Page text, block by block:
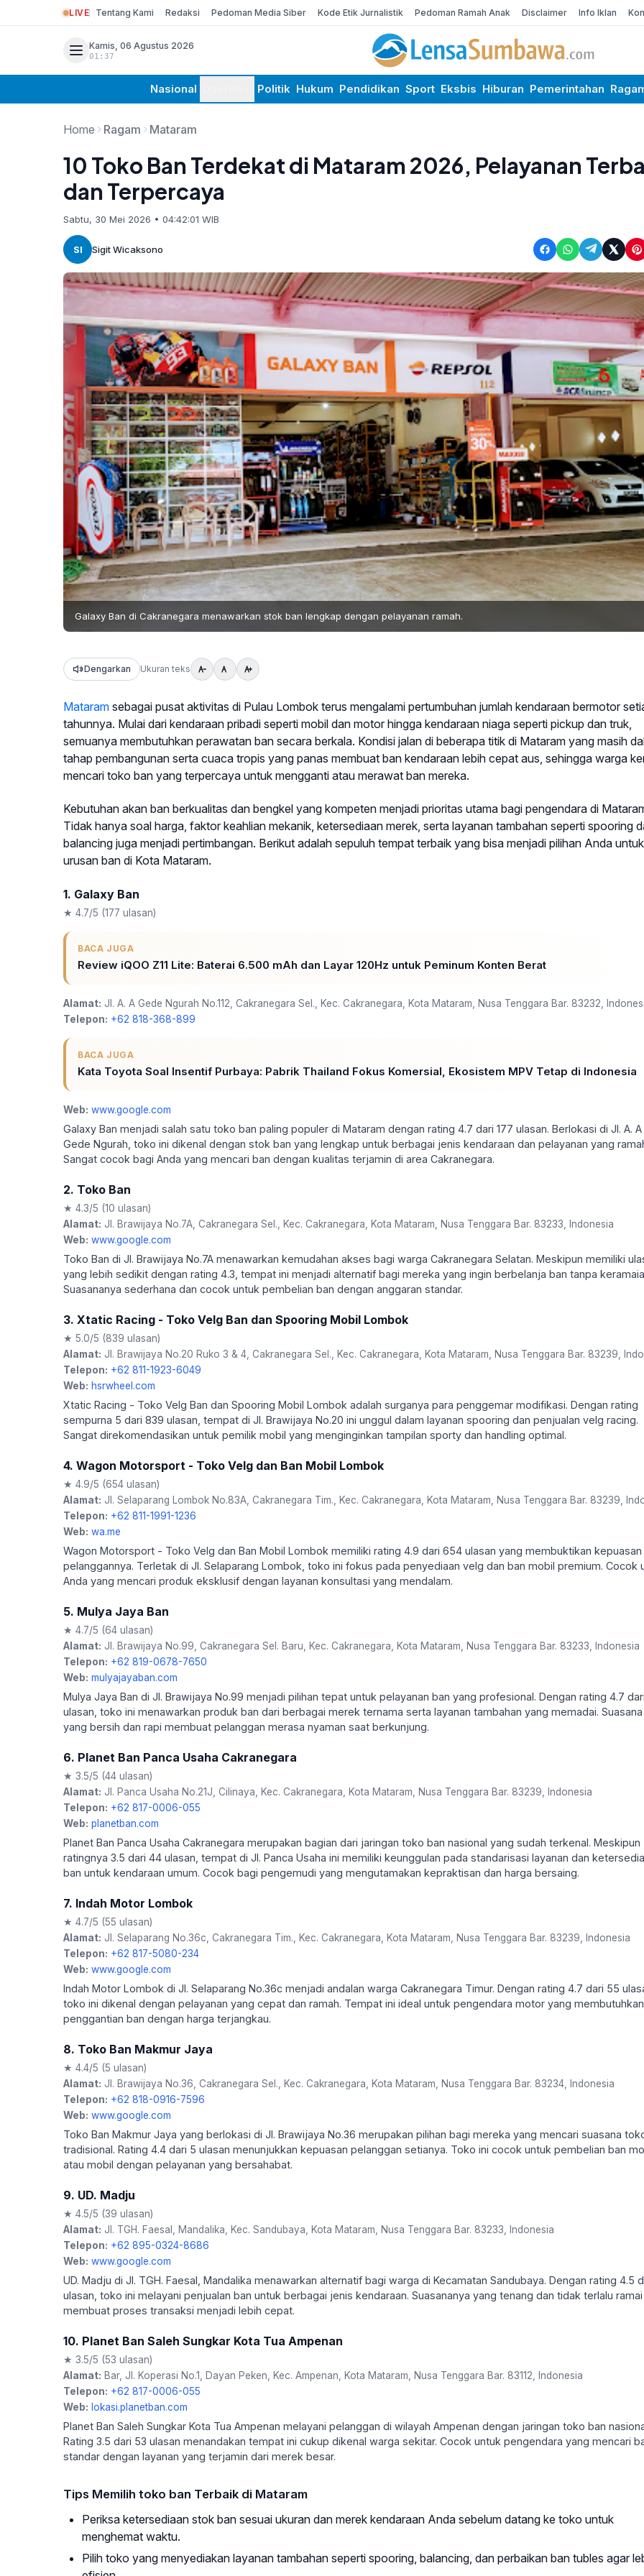
LIVE Tentang Kami Redaksi Pedoman Media Siber Kode Etik Jurnalistik Pedoman Ramah Anak Disclaimer Info Iklan
Kamis, 06 Agustus 2026
01:37
Nasional Politik Hukum Pendidikan Sport Eksbis Hiburan Pemerintahan
Home Ragam Mataram
10 Toko Ban Terdekat di Mataram 2026, Pelayanan
dan Terpercaya
Sabtu, 30 Mei 2026 • 04:42:01 WIB
SI Sigit Wicaksono
Galaxy Ban di Cakranegara menawarkan stok ban lengkap dengan pelayanan ramah.
Dengarkan Ukuran teks
Mataram sebagai pusat aktivitas di Pulau Lombok terus mengalami pertumbuhan jumlah kendaraan bermotor
tahunnya. Mulai dari kendaraan pribadi seperti mobil dan motor hingga kendaraan niaga seperti pickup dan truk,
semuanya membutuhkan perawatan ban secara berkala. Kondisi jalan di beberapa titik di Mataram yang masih
tahap pembangunan serta cuaca tropis yang panas membuat ban kendaraan lebih cepat aus, sehingga warga
mencari toko ban yang terpercaya untuk mengganti atau merawat ban mereka.
Kebutuhan akan ban berkualitas dan bengkel yang kompeten menjadi prioritas utama bagi pengendara di
Tidak hanya soal harga, faktor keahlian mekanik, ketersediaan merek, serta layanan tambahan seperti spooring
balancing juga menjadi pertimbangan. Berikut adalah sepuluh tempat terbaik yang bisa menjadi pilihan Anda untuk
urusan ban di Kota Mataram.
1. Galaxy Ban
★ 4.7/5 (177 ulasan)
BACA JUGA
Review iQOO Z11 Lite: Baterai 6.500 mAh dan Layar 120Hz untuk Peminum Konten Berat
Alamat: Jl. A. A Gede Ngurah No.112, Cakranegara Sel., Kec. Cakranegara, Kota Mataram, Nusa Tenggara Bar. 83232,
Telepon: +62 818-368-899
BACA JUGA
Kata Toyota Soal Insentif Purbaya: Pabrik Thailand Fokus Komersial, Ekosistem MPV Tetap di Indonesia
Web: www.google.com
Galaxy Ban menjadi salah satu toko ban paling populer di Mataram dengan rating 4.7 dari 177 ulasan. Berlokasi di Jl. A. A
Gede Ngurah, toko ini dikenal dengan stok ban yang lengkap untuk berbagai jenis kendaraan dan pelayanan yang
Sangat cocok bagi Anda yang mencari ban dengan kualitas terjamin di area Cakranegara.
2. Toko Ban
★ 4.3/5 (10 ulasan)
Alamat: Jl. Brawijaya No.7A, Cakranegara Sel., Kec. Cakranegara, Kota Mataram, Nusa Tenggara Bar. 83233, Indonesia
Web: www.google.com
Toko Ban di Jl. Brawijaya No.7A menawarkan kemudahan akses bagi warga Cakranegara Selatan. Meskipun memiliki
yang lebih sedikit dengan rating 4.3, tempat ini menjadi alternatif bagi mereka yang ingin berbelanja ban tanpa
Suasananya sederhana dan cocok untuk pembelian ban dengan anggaran standar.
3. Xtatic Racing - Toko Velg Ban dan Spooring Mobil Lombok
★ 5.0/5 (839 ulasan)
Alamat: Jl. Brawijaya No.20 Ruko 3 & 4, Cakranegara Sel., Kec. Cakranegara, Kota Mataram, Nusa Tenggara Bar. 83239,
Telepon: +62 811-1923-6049
Web: hsrwheel.com
Xtatic Racing - Toko Velg Ban dan Spooring Mobil Lombok adalah surganya para penggemar modifikasi. Dengan rating
sempurna 5 dari 839 ulasan, tempat di Jl. Brawijaya No.20 ini unggul dalam layanan spooring dan penjualan velg racing.
Sangat direkomendasikan untuk pemilik mobil yang menginginkan tampilan sporty dan handling optimal.
4. Wagon Motorsport - Toko Velg dan Ban Mobil Lombok
★ 4.9/5 (654 ulasan)
Alamat: Jl. Selaparang Lombok No.83A, Cakranegara Tim., Kec. Cakranegara, Kota Mataram, Nusa Tenggara Bar. 83239,
Telepon: +62 811-1991-1236
Web: wa.me
Wagon Motorsport - Toko Velg dan Ban Mobil Lombok memiliki rating 4.9 dari 654 ulasan yang membuktikan kepuasan
pelanggannya. Terletak di Jl. Selaparang Lombok, toko ini fokus pada penyediaan velg dan ban mobil premium. Cocok
Anda yang mencari produk eksklusif dengan layanan konsultasi yang mendalam.
5. Mulya Jaya Ban
★ 4.7/5 (64 ulasan)
Alamat: Jl. Brawijaya No.99, Cakranegara Sel. Baru, Kec. Cakranegara, Kota Mataram, Nusa Tenggara Bar. 83233, Indonesia
Telepon: +62 819-0678-7650
Web: mulyajayaban.com
Mulya Jaya Ban di Jl. Brawijaya No.99 menjadi pilihan tepat untuk pelayanan ban yang profesional. Dengan rating 4.7
ulasan, toko ini menawarkan produk ban dari berbagai merek ternama serta layanan tambahan yang memadai.
yang bersih dan rapi membuat pelanggan merasa nyaman saat berkunjung.
6. Planet Ban Panca Usaha Cakranegara
★ 3.5/5 (44 ulasan)
Alamat: Jl. Panca Usaha No.21J, Cilinaya, Kec. Cakranegara, Kota Mataram, Nusa Tenggara Bar. 83239, Indonesia
Telepon: +62 817-0006-055
Web: planetban.com
Planet Ban Panca Usaha Cakranegara merupakan bagian dari jaringan toko ban nasional yang sudah terkenal. Meskipun
ratingnya 3.5 dari 44 ulasan, tempat di Jl. Panca Usaha ini memiliki keunggulan pada standarisasi layanan dan
ban untuk kendaraan umum. Cocok bagi pengemudi yang mengutamakan kepraktisan dan harga bersaing.
7. Indah Motor Lombok
★ 4.7/5 (55 ulasan)
Alamat: Jl. Selaparang No.36c, Cakranegara Tim., Kec. Cakranegara, Kota Mataram, Nusa Tenggara Bar. 83239, Indonesia
Telepon: +62 817-5080-234
Web: www.google.com
Indah Motor Lombok di Jl. Selaparang No.36c menjadi andalan warga Cakranegara Timur. Dengan rating 4.7 dari 55
toko ini dikenal dengan pelayanan yang cepat dan ramah. Tempat ini ideal untuk pengendara motor yang membutuhkan
penggantian ban dengan harga terjangkau.
8. Toko Ban Makmur Jaya
★ 4.4/5 (5 ulasan)
Alamat: Jl. Brawijaya No.36, Cakranegara Sel., Kec. Cakranegara, Kota Mataram, Nusa Tenggara Bar. 83234, Indonesia
Telepon: +62 818-0916-7596
Web: www.google.com
Toko Ban Makmur Jaya yang berlokasi di Jl. Brawijaya No.36 merupakan pilihan bagi mereka yang mencari suasana
tradisional. Rating 4.4 dari 5 ulasan menunjukkan kepuasan pelanggan setianya. Toko ini cocok untuk pembelian ban
atau mobil dengan pelayanan yang bersahabat.
9. UD. Madju
★ 4.5/5 (39 ulasan)
Alamat: Jl. TGH. Faesal, Mandalika, Kec. Sandubaya, Kota Mataram, Nusa Tenggara Bar. 83233, Indonesia
Telepon: +62 895-0324-8686
Web: www.google.com
UD. Madju di Jl. TGH. Faesal, Mandalika menawarkan alternatif bagi warga di Kecamatan Sandubaya. Dengan rating 4.5
ulasan, toko ini melayani penjualan ban untuk berbagai jenis kendaraan. Suasananya yang tenang dan tidak terlalu ramai
membuat proses transaksi menjadi lebih cepat.
10. Planet Ban Saleh Sungkar Kota Tua Ampenan
★ 3.5/5 (53 ulasan)
Alamat: Bar, Jl. Koperasi No.1, Dayan Peken, Kec. Ampenan, Kota Mataram, Nusa Tenggara Bar. 83112, Indonesia
Telepon: +62 817-0006-055
Web: lokasi.planetban.com
Planet Ban Saleh Sungkar Kota Tua Ampenan melayani pelanggan di wilayah Ampenan dengan jaringan toko ban
Rating 3.5 dari 53 ulasan menandakan tempat ini cukup dikenal warga sekitar. Cocok untuk pengendara yang mencari
standar dengan layanan yang terjamin dari merek besar.
Tips Memilih toko ban Terbaik di Mataram
Periksa ketersediaan stok ban sesuai ukuran dan merek kendaraan Anda sebelum datang ke toko untuk
menghemat waktu.
Pilih toko yang menyediakan layanan tambahan seperti spooring, balancing, dan perbaikan ban tubles agar